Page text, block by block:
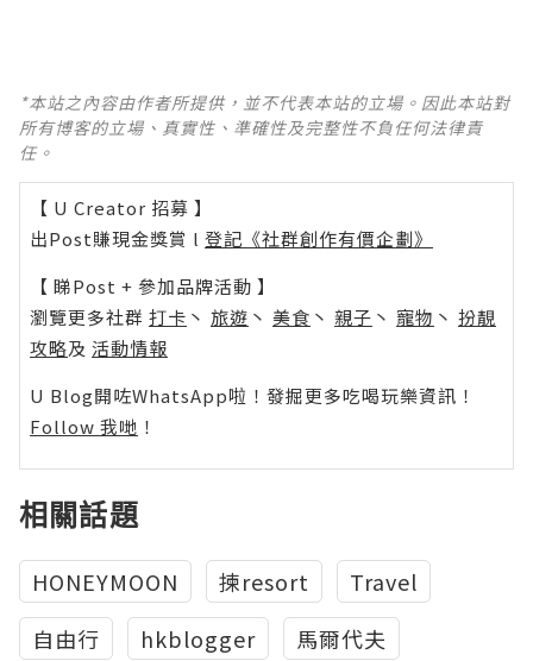
*本站之內容由作者所提供，並不代表本站的立場。因此本站對
所有博客的立場、真實性、準確性及完整性不負任何法律責
任。
【 U Creator 招募 】
出Post賺現金獎賞 l 登記《社群創作有價企劃》
【 睇Post + 參加品牌活動 】
瀏覽更多社群 打卡 丶 旅遊 丶 美食 丶 親子 丶 寵物 丶 扮靚
攻略及 活動情報
U Blog開咗WhatsApp啦！發掘更多吃喝玩樂資訊！
Follow 我哋 ！
相關話題
HONEYMOON 揀resort
Travel
自由行
hkblogger
馬爾代夫